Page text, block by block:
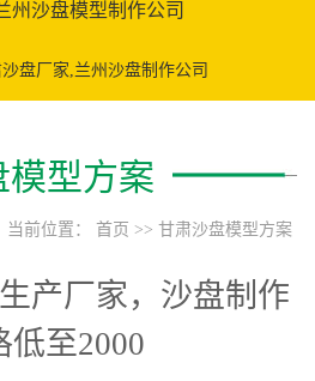
州沙盘模型制作公司
盘厂家,兰州沙盘制作公司
模型方案
当前位置： 首页 >> 甘肃沙盘模型方案
产厂家，沙盘制作
低至2000